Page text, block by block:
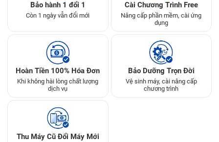
Bảo hành 1 đổi 1
Còn 1 ngày vẫn đổi mới
Cài Chương Trình Free
Nâng cấp phần mềm, cài ứng
dụng
Hoàn Tiền 100% Hóa Đơn
Khi không hài lòng chất lượng
dịch vụ
Bảo Dưỡng Trọn Đời
Vệ sinh máy, cài nâng cấp
chương trình
Thu Máy Cũ Đổi Máy Mới